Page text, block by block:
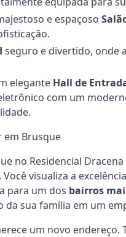
e espaçoso
seguro e divertido, onde
elegante Hall de
com um
em Brusque
no Residencial
. Você visualiza a
para um dos bairros
sua família em um
um novo endereço.